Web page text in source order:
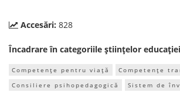
Accesări: 828
Încadrare în categoriile științelor
Competențe pentru viață
Competențe
Consiliere psihopedagogică
Sistem de